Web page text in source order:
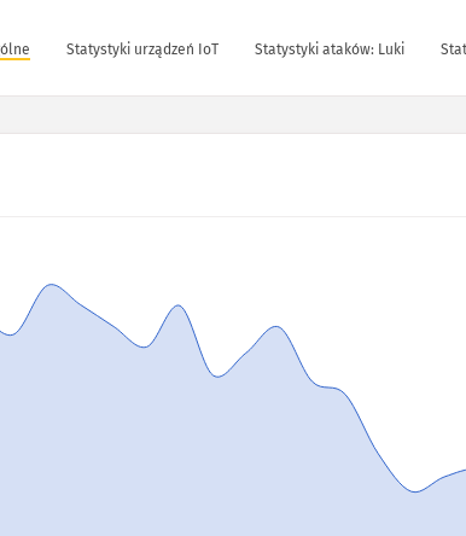
Statystyki urządzeń IoT Statystyki ataków: Luki